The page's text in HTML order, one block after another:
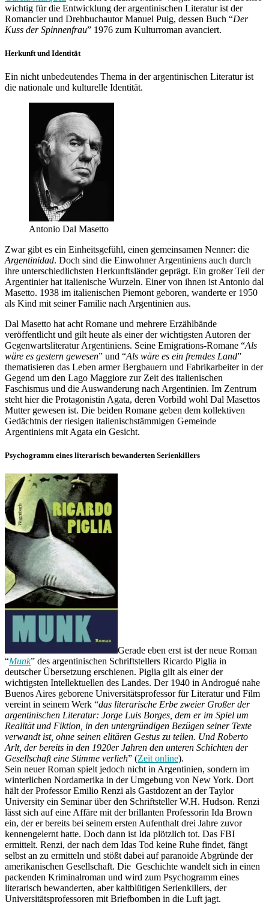
wichtig für die Entwicklung der argentinischen Literatur ist der
Romancier und Drehbuchautor Manuel Puig, dessen Buch “Der
Kuss der Spinnenfrau” 1976 zum Kulturroman avanciert.
Herkunft und Identität
Ein nicht unbedeutendes Thema in der argentinischen Literatur ist
die nationale und kulturelle Identität.
Antonio Dal Masetto
Zwar gibt es ein Einheitsgefühl, einen gemeinsamen Nenner: die
Argentinidad. Doch sind die Einwohner Argentiniens auch durch
ihre unterschiedlichsten Herkunftsländer geprägt. Ein großer Teil der
Argentinier hat italienische Wurzeln. Einer von ihnen ist Antonio dal
Masetto. 1938 im italienischen Piemont geboren, wanderte er 1950
als Kind mit seiner Familie nach Argentinien aus.
Dal Masetto hat acht Romane und mehrere Erzählbände
veröffentlicht und gilt heute als einer der wichtigsten Autoren der
Gegenwartsliteratur Argentiniens. Seine Emigrations-Romane “Als
wäre es gestern gewesen” und “Als wäre es ein fremdes Land”
thematisieren das Leben armer Bergbauern und Fabrikarbeiter in der
Gegend um den Lago Maggiore zur Zeit des italienischen
Faschismus und die Auswanderung nach Argentinien. Im Zentrum
steht hier die Protagonistin Agata, deren Vorbild wohl Dal Masettos
Mutter gewesen ist. Die beiden Romane geben dem kollektiven
Gedächtnis der riesigen italienischstämmigen Gemeinde
Argentiniens mit Agata ein Gesicht.
Psychogramm eines literarisch bewanderten Serienkillers
Gerade eben erst ist der neue Roman
“Munk” des argentinischen Schriftstellers Ricardo Piglia in
deutscher Übersetzung erschienen. Piglia gilt als einer der
wichtigsten Intellektuellen des Landes. Der 1940 in Androgué nahe
Buenos Aires geborene Universitätsprofessor für Literatur und Film
vereint in seinem Werk “das literarische Erbe zweier Großer der
argentinischen Literatur: Jorge Luis Borges, dem er im Spiel um
Realität und Fiktion, in den untergründigen Bezügen seiner Texte
verwandt ist, ohne seinen elitären Gestus zu teilen. Und Roberto
Arlt, der bereits in den 1920er Jahren den unteren Schichten der
Gesellschaft eine Stimme verlieh” (Zeit online).
Sein neuer Roman spielt jedoch nicht in Argentinien, sondern im
winterlichen Nordamerika in der Umgebung von New York. Dort
hält der Professor Emilio Renzi als Gastdozent an der Taylor
University ein Seminar über den Schriftsteller W.H. Hudson. Renzi
lässt sich auf eine Affäre mit der brillanten Professorin Ida Brown
ein, der er bereits bei seinem ersten Aufenthalt drei Jahre zuvor
kennengelernt hatte. Doch dann ist Ida plötzlich tot. Das FBI
ermittelt. Renzi, der nach dem Idas Tod keine Ruhe findet, fängt
selbst an zu ermitteln und stößt dabei auf paranoide Abgründe der
amerikanischen Gesellschaft. Die Geschichte wandelt sich in einen
packenden Kriminalroman und wird zum Psychogramm eines
literarisch bewanderten, aber kaltblütigen Serienkillers, der
Universitätsprofessoren mit Briefbomben in die Luft jagt.